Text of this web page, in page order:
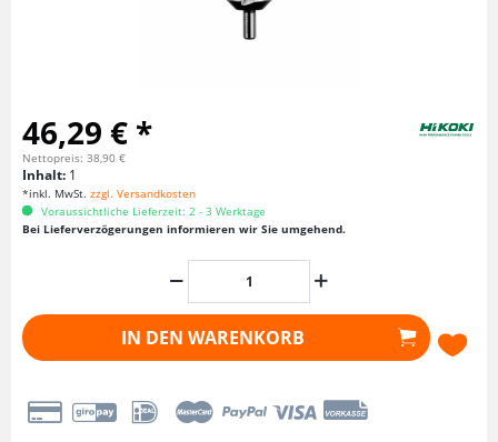
46,29 € *
Nettopreis: 38,90 €
Inhalt: 1
*inkl. MwSt. zzgl. Versandkosten
Voraussichtliche Lieferzeit: 2 - 3 Werktage
Bei Lieferverzögerungen informieren wir Sie umgehend.
IN DEN WARENKORB